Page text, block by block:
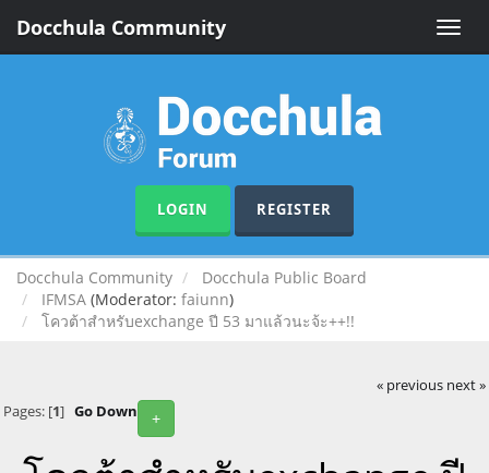
Toggle
Docchula Community
LOGIN REGISTER
Docchula Community
Docchula Public Board
IFMSA (Moderator: faiunn)
โควต้าสำหรับexchange ปี 53 มาแล้วนะจ้ะ++!!
« previous next »
+
Pages: [1] Go Down